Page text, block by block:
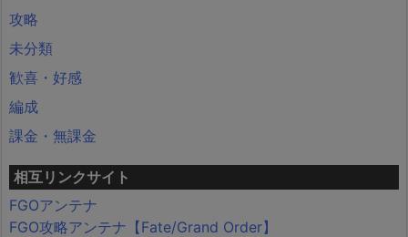
攻略
未分類
歓喜・好感
編成
課金・無課金
相互リンクサイト
FGOアンテナ
FGO攻略アンテナ【Fate/Grand Order】